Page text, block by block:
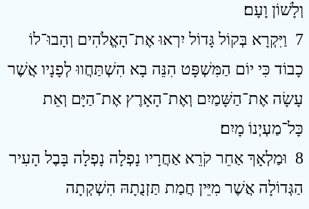
וְלָשׁוֹן וָעָם׃
7 וַיִּקְרָא בְּקוֹל גָּדוֹל יִרְאוּ אֶת־הָאֱלֹהִים וְהָבוּ־לוֹ
כָבוֹד כִּי יוֹם הַמִּשְׁפָּט הִנֵּה בָא הִשְׁתַּחֲווּ לְפָנָיו אֲשֶׁר
עָשָׂה אֶת־הַשָּׁמַיִם וְאֶת־הָאָרֶץ אֶת־הַיָּם וְאֵת
כָּל־מַעְיְנוֹ מָיִם׃
8 וּמַלְאָךְ אַחֵר קֹרֵא אַחֲרָיו נָפְלָה נָפְלָה בָּבֶל הָעִיר
הַגְּדוֹלָה אֲשֶׁר מִיֵּין חֲמַת תַּזְנֻתָהּ הִשְׁקְתָה